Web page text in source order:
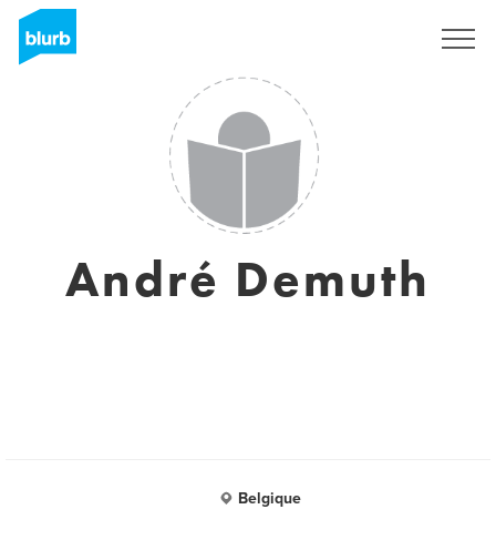
André Demuth
Belgique